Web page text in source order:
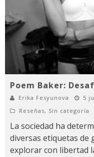
Poem Baker:
Erika Fesyunova
5
Reseñas, Sin categoría
La sociedad ha
diversas etiquetas de
explorar con libertad